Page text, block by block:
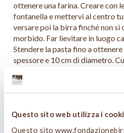
Questo sito web utilizza i
Questo sito
ottenere una farina. Creare con
fontanella e mettervi al centro
versare poi la birra finché non si
morbido. Far lievitare in luogo
Stendere la pasta fino a
spessore e 10 cm di diametro.
speck, il formaggio e le erbe
fresche.
PRESENTAZIONE